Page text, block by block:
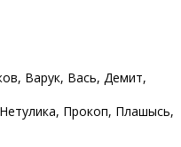
Варук, Вась, Демит,
Прокоп, Пӧлашысь,